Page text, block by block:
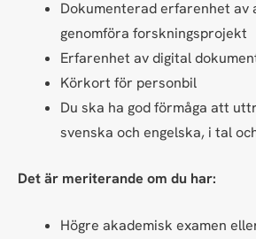
Dokumenterad erfarenhet av
genomföra forskningsprojekt
Erfarenhet av digital
Körkort för personbil
Du ska ha god förmåga att
svenska och engelska, i tal
Det är meriterande om du har:
Högre akademisk examen